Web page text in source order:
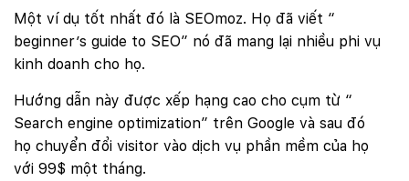
Một ví dụ tốt nhất đó là SEOmoz. Họ đã viết “
beginner’s guide to SEO” nó đã mang lại nhiều phi vụ
kinh doanh cho họ.
Hướng dẫn này được xếp hạng cao cho cụm từ “
Search engine optimization” trên Google và sau đó
họ chuyển đổi visitor vào dịch vụ phần mềm của họ
với 99$ một tháng.